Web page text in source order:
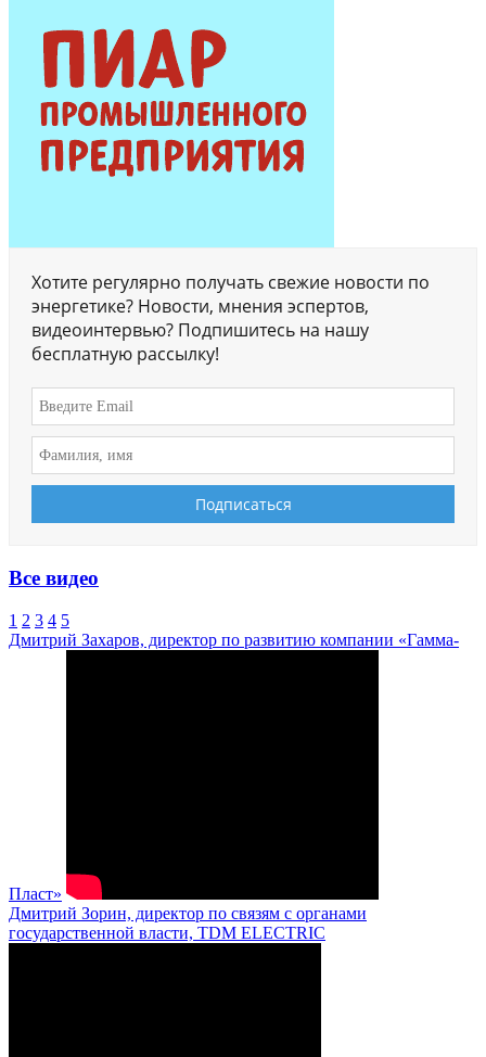
Хотите регулярно получать свежие новости по
энергетике? Новости, мнения эспертов,
видеоинтервью? Подпишитесь на нашу
бесплатную рассылку!
Все видео
1 2 3 4 5
Дмитрий Захаров, директор по развитию компании «Гамма-
Пласт»
Дмитрий Зорин, директор по связям с органами
государственной власти, TDM ELECTRIC